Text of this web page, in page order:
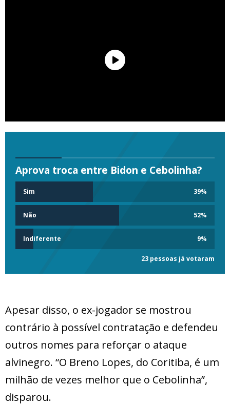
Aprova troca entre Bidon e Cebolinha?
Sim 39%
Não 52%
Indiferente 9%
23 pessoas já votaram
Apesar disso, o ex-jogador se mostrou
contrário à possível contratação e defendeu
outros nomes para reforçar o ataque
alvinegro. “O Breno Lopes, do Coritiba, é um
milhão de vezes melhor que o Cebolinha”,
disparou.